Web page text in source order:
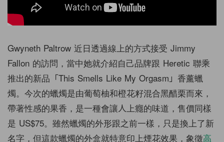
Gwyneth Paltrow 近日透過線上的方式接受 Jimmy
Fallon 的訪問，當中她就介紹自己品牌跟 Heretic 聯乘
推出的新品「This Smells Like My Orgasm」香薰蠟
燭。今次的蠟燭是由葡萄柚和橙花籽混合黑醋栗而來，
帶著性感的果香，是一種會讓人上癮的味道，售價同樣
是 US$75。雖然蠟燭的外形跟之前一樣，只是換上了新
名字，但這款蠟燭的外盒就特意印上煙花效果，象徵高